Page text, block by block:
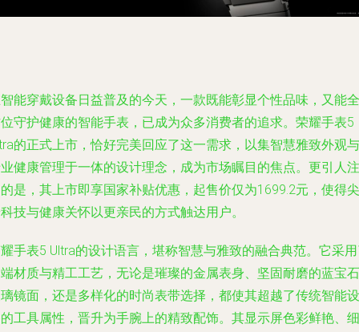
能穿戴设备日益普及的今天，一款既能彰显个性品味，又能全
守护健康的智能手表，已成为众多消费者的追求。荣耀手表5
的正式上市，恰好完美回应了这一需求，以集智慧雅致外观与
健康管理于一体的设计理念，成为市场瞩目的焦点。更引人注
是，其上市即享国家补贴优惠，起售价仅为1699.2元，使得尖
技与健康关怀以更亲民的方式触达用户。
手表5 Ultra的设计语言，堪称智慧与雅致的融合典范。它采
材质与精工工艺，无论是璀璨的金属表身、坚固耐磨的蓝宝石
镜面，还是多样化的时尚表带选择，都使其超越了传统智能设
工具属性，晋升为手腕上的精致配饰。其显示屏色彩鲜艳、细